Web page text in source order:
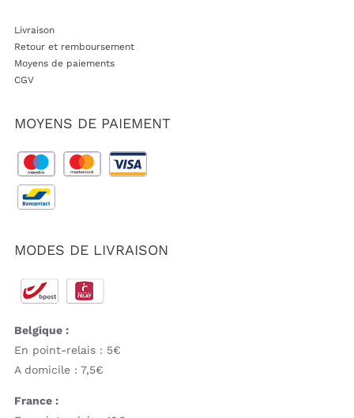
Livraison
Retour et remboursement
Moyens de paiements
CGV
MOYENS DE PAIEMENT
MODES DE LIVRAISON
Belgique :
En point-relais : 5€
A domicile : 7,5€
France :